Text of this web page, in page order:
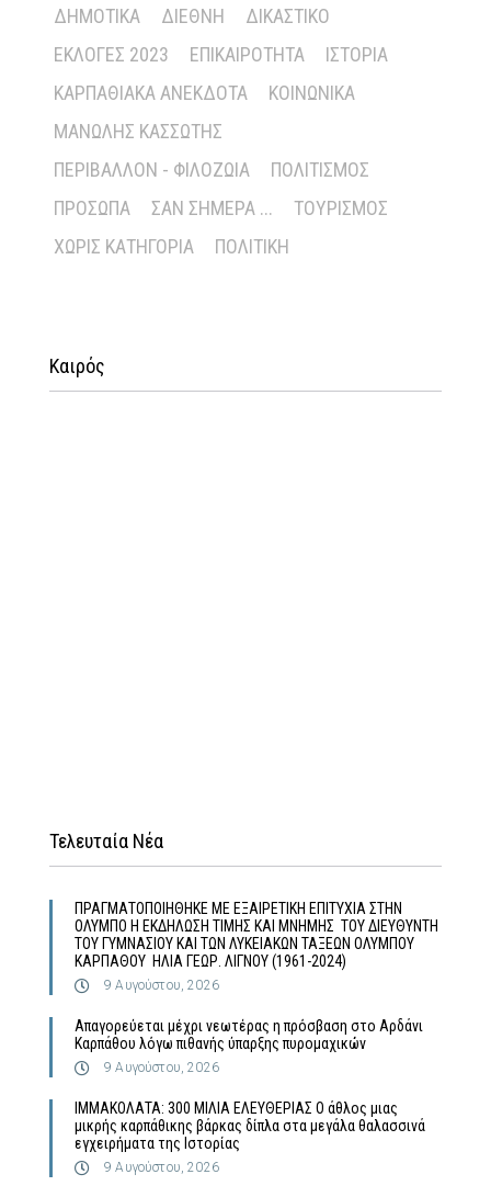
ΔΗΜΟΤΙΚΆ ΔΙΕΘΝΉ
ΔΙΚΑΣΤΙΚΌ
ΕΚΛΟΓΈΣ 2023
ΕΠΙΚΑΙΡΌΤΗΤΑ
ΙΣΤΟΡΊΑ
ΚΑΡΠΑΘΙΑΚΆ ΑΝΈΚΔΟΤΑ
ΚΟΙΝΩΝΙΚΆ
ΜΑΝΏΛΗΣ ΚΑΣΣΏΤΗΣ
ΠΕΡΙΒΆΛΛΟΝ - ΦΙΛΟΖΩΊΑ
ΠΟΛΙΤΙΣΜΌΣ
ΠΡΌΣΩΠΑ
ΣΑΝ ΣΉΜΕΡΑ ...
ΤΟΥΡΙΣΜΌΣ
ΧΩΡΊΣ ΚΑΤΗΓΟΡΊΑ
ΠΟΛΙΤΙΚΉ
Καιρός
Τελευταία Νέα
ΠΡΑΓΜΑΤΟΠΟΙΗΘΗΚΕ ΜΕ ΕΞΑΙΡΕΤΙΚΗ ΕΠΙΤΥΧΙΑ ΣΤΗΝ
ΟΛΥΜΠΟ Η ΕΚΔΗΛΩΣΗ ΤΙΜΗΣ ΚΑΙ ΜΝΗΜΗΣ ΤΟΥ ΔΙΕΥΘΥΝΤΗ
ΤΟΥ ΓΥΜΝΑΣΙΟΥ ΚΑΙ ΤΩΝ ΛΥΚΕΙΑΚΩΝ ΤΑΞΕΩΝ ΟΛΥΜΠΟΥ
ΚΑΡΠΑΘΟΥ ΗΛΙΑ ΓΕΩΡ. ΛΙΓΝΟΥ (1961-2024)
9 Αυγούστου, 2026
Απαγορεύεται μέχρι νεωτέρας η πρόσβαση στο Αρδάνι
Καρπάθου λόγω πιθανής ύπαρξης πυρομαχικών
9 Αυγούστου, 2026
ΙΜΜΑΚΟΛΑΤΑ: 300 ΜΙΛΙΑ ΕΛΕΥΘΕΡΙΑΣ Ο άθλος μιας
μικρής καρπάθικης βάρκας δίπλα στα μεγάλα θαλασσινά
εγχειρήματα της Ιστορίας
9 Αυγούστου, 2026